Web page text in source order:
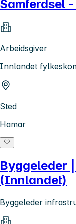
Samferdsel
Arbeidsgiver
Innlandet
Sted
Hamar
Byggeleder
(Innlandet)
Byggeleder